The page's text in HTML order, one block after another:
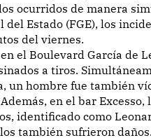
ocurridos de manera
del Estado (FGE), los
del viernes.
el Boulevard García de
a tiros.
un hombre fue también
en el bar Excesso,
identificado como
también sufrieron daños.